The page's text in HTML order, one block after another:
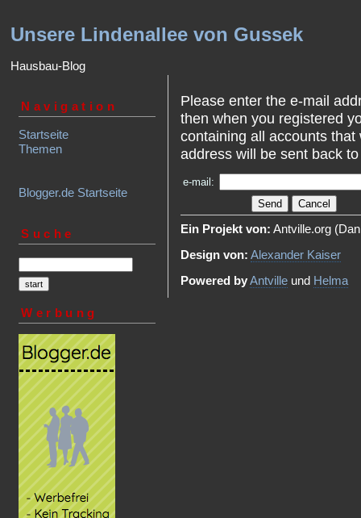
Unsere Lindenallee von Gussek
Hausbau-Blog
Navigation
Startseite
Themen
Blogger.de Startseite
Suche
Werbung
Please enter the e-mail
then when you registered
containing all accounts
address will be sent back
e-mail:
Ein Projekt von: Antville.org
Design von: Alexander Kaiser
Powered byAntville und Helma